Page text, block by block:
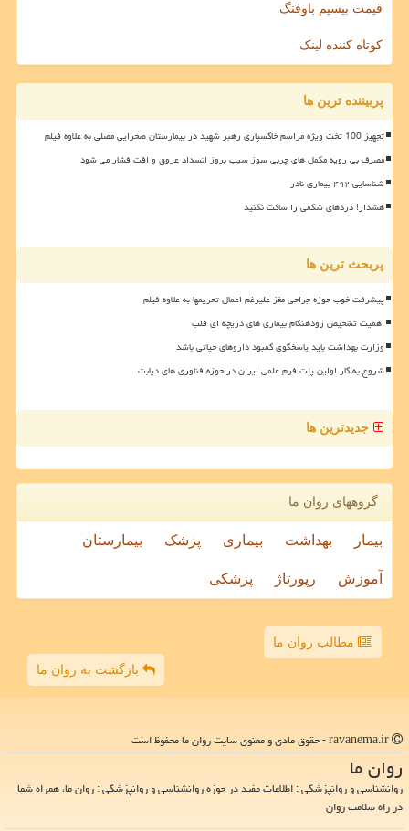
قیمت بیسیم باوفنگ
کوتاه کننده لینک
پربیننده ترین ها
تجهیز 100 تخت ویژه مراسم خاکسپاری رهبر شهید در بیمارستان صحرایی مصلی به علاوه فیلم
مصرف بی رویه مکمل های چربی سوز سبب بروز انسداد عروق و افت فشار می شود
شناسایی ۴۹۲ بیماری نادر
هشدار! دردهای شکمی را ساکت نکنید
پربحث ترین ها
پیشرفت خوب حوزه جراحی مغز علیرغم اعمال تحریمها به علاوه فیلم
اهمیت تشخیص زودهنگام بیماری های دریچه ای قلب
وزارت بهداشت باید پاسخگوی کمبود داروهای حیاتی باشد
شروع به کار اولین پلت فرم علمی ایران در حوزه فناوری های دیابت
جدیدترین ها
گروههای روان ما
بیمار بهداشت بیماری پزشک بیمارستان
آموزش رپورتاژ پزشکی
مطالب روان ما
بازگشت به روان ما
روان ما
روانشناسی و روانپزشکی : اطلاعات مفید در حوزه روانشناسی و روانپزشکی : روان ما، همراه شما
در راه سلامت روان